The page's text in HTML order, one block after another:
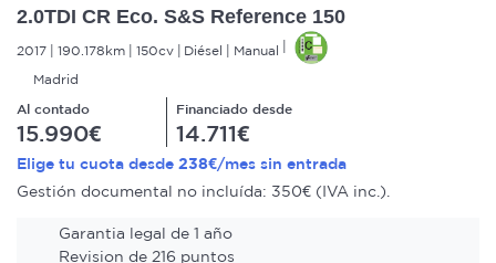
2.0TDI CR Eco. S&S Reference 150
2017 190.178km 150cv Diésel
Manual
Madrid
Al contado
15.990€
Financiado desde
14.711€
Elige tu cuota desde 238€/mes sin entrada
Gestión documental no incluída: 350€ (IVA inc.).
Garantia legal de 1 año
Revision de 216 puntos